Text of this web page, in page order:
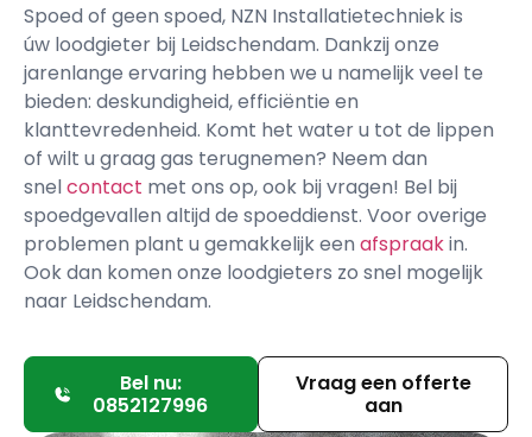
Spoed of geen spoed, NZN Installatietechniek is
úw loodgieter bij Leidschendam. Dankzij onze
jarenlange ervaring hebben we u namelijk veel te
bieden: deskundigheid, efficiëntie en
klanttevredenheid. Komt het water u tot de lippen
of wilt u graag gas terugnemen? Neem dan
snelcontact met ons op, ook bij vragen! Bel bij
spoedgevallen altijd de spoeddienst. Voor overige
problemen plant u gemakkelijk een afspraakin.
Ook dan komen onze loodgieters zo snel mogelijk
naar Leidschendam.
Bel nu:
0852127996
Vraag een offerte
aan